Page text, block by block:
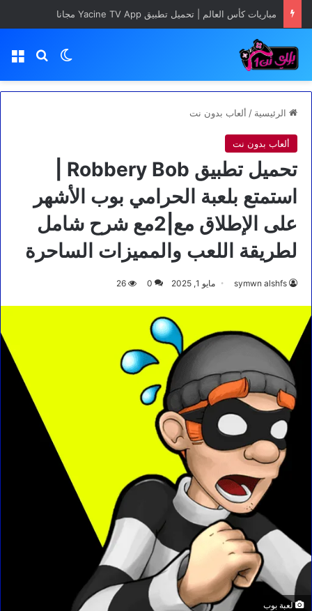
مباريات كأس العالم | تحميل تطبيق Yacine TV App مجانا
بحثالوضع
الرئيسية / ألعاب بدون نت
ألعاب بدون نت
استمتع بلعبة الحرامي بوب الأشهر
على الإطلاق مع|2مع شرح شامل
لطريقة اللعب والمميزات الساحرة
symwn alshfs مايو 1, 2025 0
26
لعبة بوب